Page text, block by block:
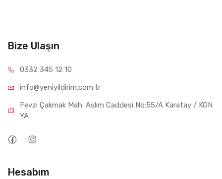
Bize Ulaşın
0332 345 12 10
info@yeniyil dirim.com.tr
Fevzi Çakmak Mah. Aslım Caddesi No:55/A Karatay / KON
YA
Hesabım